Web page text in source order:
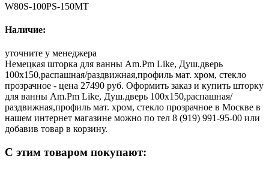
W80S-100PS-150MT
Наличие:
уточните у менеджера
Немецкая шторка для ванны Am.Pm Like, Душ.дверь
100х150,распашная/раздвижная,профиль мат. хром, стекло
прозрачное - цена 27490 руб. Оформить заказ и купить шторку
для ванны Am.Pm Like, Душ.дверь 100х150,распашная/
раздвижная,профиль мат. хром, стекло прозрачное в Москве в
нашем интернет магазине можно по тел 8 (919) 991-95-00 или
добавив товар в корзину.
С этим товаром покупают: